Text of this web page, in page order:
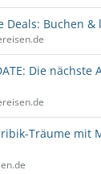
Deals: Buchen &
Die nächste
Träume mit